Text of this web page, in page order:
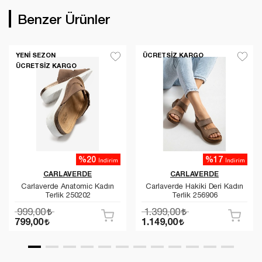
Benzer Ürünler
YENI SEZON
ÜCRETSIZ KARGO
CARLAVERDE
Carlaverde Anatomic Kadın
Terlik 250202
%20 İndirim
999,00
799,00
ÜCRETSIZ KARGO
CARLAVERDE
Carlaverde Hakiki Deri Kadın
Terlik 256906
%17 İndirim
1.399,00
1.149,00